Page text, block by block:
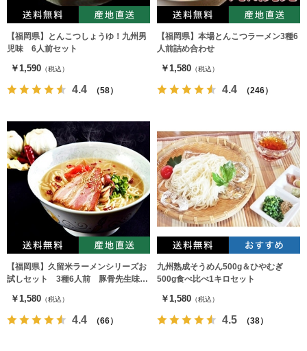
【福岡県】とんこつしょうゆ！九州男
児味 6人前セット
￥1,590 （税込）
4.4 （58）
【福岡県】本場とんこつラーメン3種6
人前詰め合わせ
￥1,580 （税込）
4.4 （246）
【福岡県】久留米ラーメンシリーズお
試しセット 3種6人前 豚骨先生味、
￥1,580 （税込）
4.4 （66）
九州熟成そうめん500g＆ひやむぎ
500g食べ比べ1キロセット
￥1,580 （税込）
4.5 （38）